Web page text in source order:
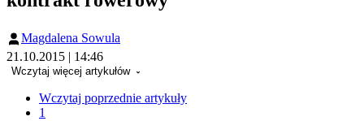
Magdalena Sowula
21.10.2015 | 14:46
Wczytaj więcej artykułów
Wczytaj poprzednie artykuły
1